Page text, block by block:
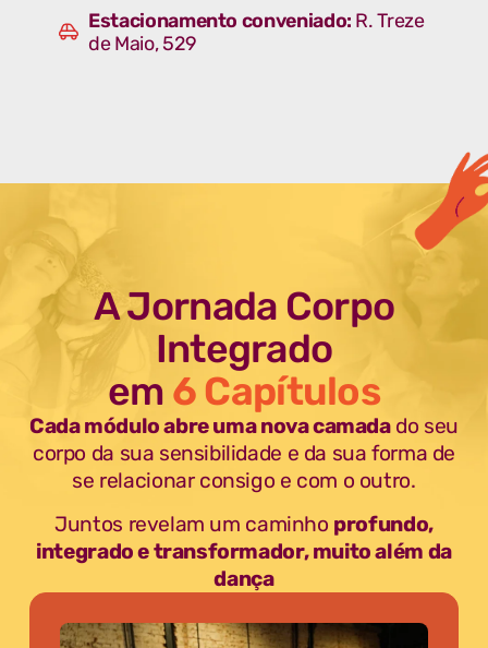
Estacionamento conveniado: R. Treze
de Maio, 529
A Jornada Corpo
Integrado
em 6 Capítulos
Cada módulo abre uma nova camadado seu
corpo da sua sensibilidade e da sua forma de
se relacionar consigo e com o outro.
Juntos revelam um caminho profundo,
integrado e transformador, muito além da
dança